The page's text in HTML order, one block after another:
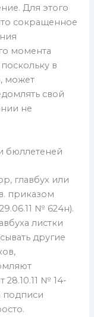
Для этого
сокращенное
момента
в
может
свой
не
бюллетеней
главбух или
приказом
№ 624н).
листки
другие
№ 14-
подписи